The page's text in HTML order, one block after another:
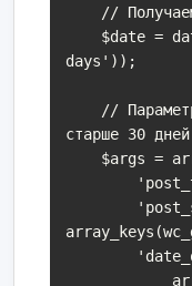
days'));
старше 30 дней